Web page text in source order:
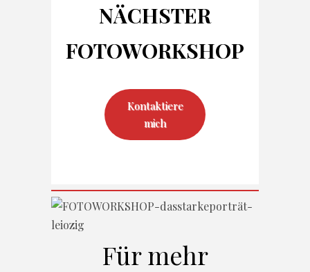
NÄCHSTER
FOTOWORKSHOP
Kontaktiere
mich
Für mehr